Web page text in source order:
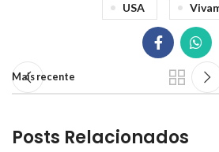
USA
Mais recente
Posts Relacionados